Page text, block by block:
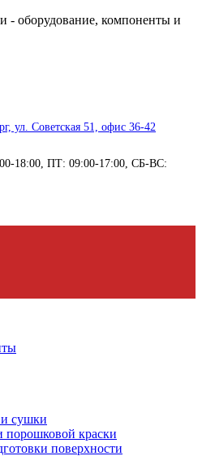
- оборудование, компоненты и
ул. Советская 51, офис 36-42
-18:00 , ПТ: 09:00-17:00 , СБ-ВС:
сушки
порошковой краски
поверхности